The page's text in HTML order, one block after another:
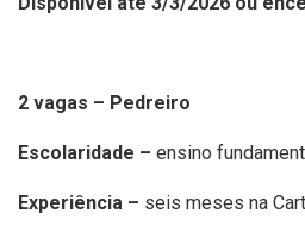
2 vagas – Pedreiro
Escolaridade – ensino
Experiência – seis meses na